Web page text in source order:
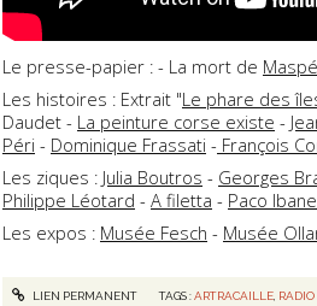
Le presse-papier : - La mort de
Les histoires : Extrait "Le phare des
Daudet - La peinture corse existe -
Péri - Dominique Frassati - François
Les ziques : Julia Boutros - Georges
Philippe Léotard - A filetta - Paco
Les expos : Musée Fesch - Musée
LIEN PERMANENT TAGS :ARTRACAILLE, RADIO